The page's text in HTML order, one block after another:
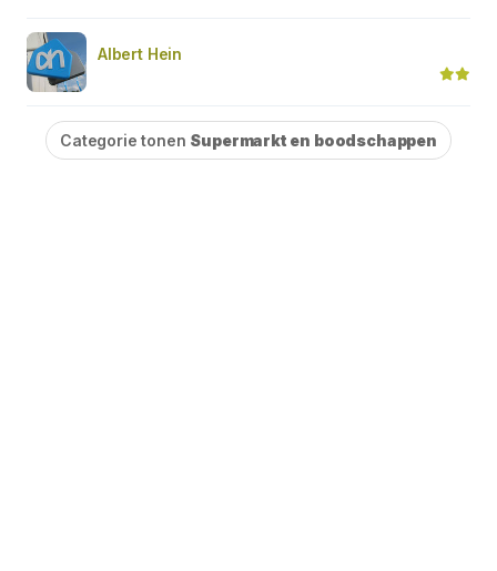
Albert Hein
Categorie tonen Supermarkt en boodschappen